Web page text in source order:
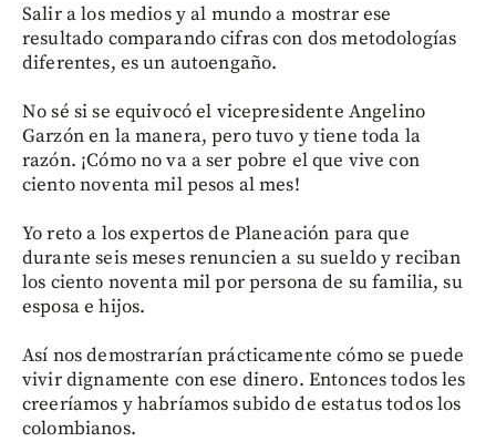
Salir a los medios y al mundo a mostrar ese
resultado comparando cifras con dos metodologías
diferentes, es un autoengaño.
No sé si se equivocó el vicepresidente Angelino
Garzón en la manera, pero tuvo y tiene toda la
razón. ¡Cómo no va a ser pobre el que vive con
ciento noventa mil pesos al mes!
Yo reto a los expertos de Planeación para que
durante seis meses renuncien a su sueldo y reciban
los ciento noventa mil por persona de su familia, su
esposa e hijos.
Así nos demostrarían prácticamente cómo se puede
vivir dignamente con ese dinero. Entonces todos les
creeríamos y habríamos subido de estatus todos los
colombianos.